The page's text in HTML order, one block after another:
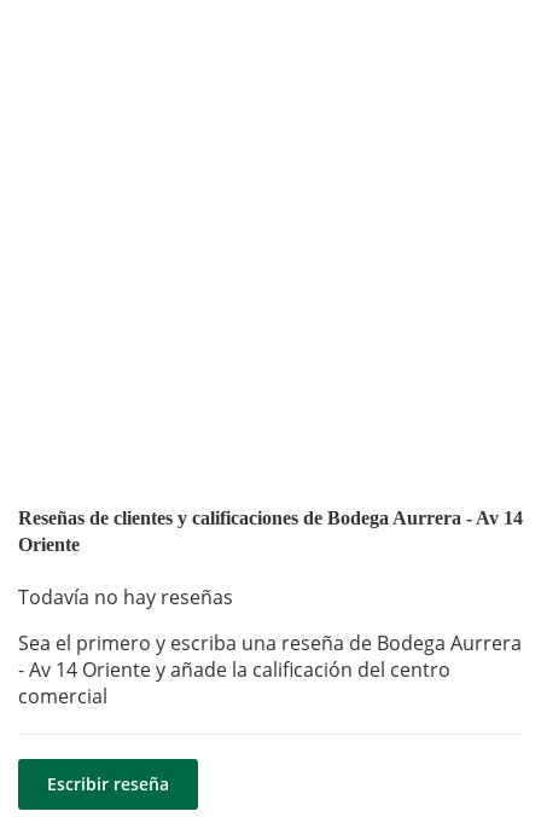
Reseñas de clientes y calificaciones de Bodega Aurrera - Av 14
Oriente
Todavía no hay reseñas
Sea el primero y escriba una reseña de Bodega Aurrera
- Av 14 Oriente y añade la calificación del centro
comercial
Escribir reseña